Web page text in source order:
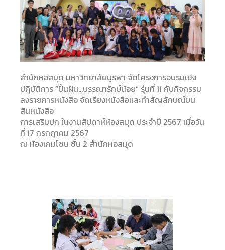
สำนักหอสมุด มหาวิทยาลัยบูรพา จัดโครงการอบรมเชิง
ปฎิบัติการ “ปั้นฝัน…บรรณารักษ์น้อย” รุ่นที่ 11 กับกิจกรรม
ลงรายการหนังสือ จัดเรียงหนังสือและทำสัญลักษณ์บน
สันหนังสือ
การเสริมปก ในงานสัปดาห์ห้องสมุด ประจำปี 2567 เมื่อวัน
ที่ 17 กรกฎาคม 2567
ณ ห้องเกมโซน ชั้น 2 สำนักหอสมุด